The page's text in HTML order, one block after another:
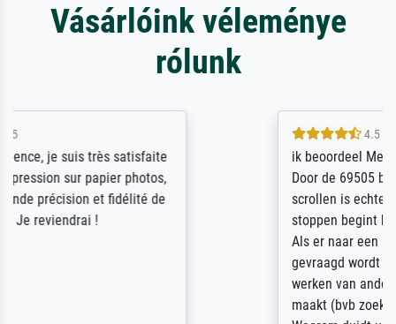
Vásárlóink véleménye
rólunk
ik beoordeel Meisterdrucke zeer positief.
Door de 69505 beschikbare kunstenaars
scrollen is echter onbegonnen werk (na
stoppen begint het weer van voor af aan).
gevraagd wordt krijg je ook een aantal
werken van andere wat het onoverzichtelijk
maakt (bvb zoek Ros = ook Rops, Rose etc).